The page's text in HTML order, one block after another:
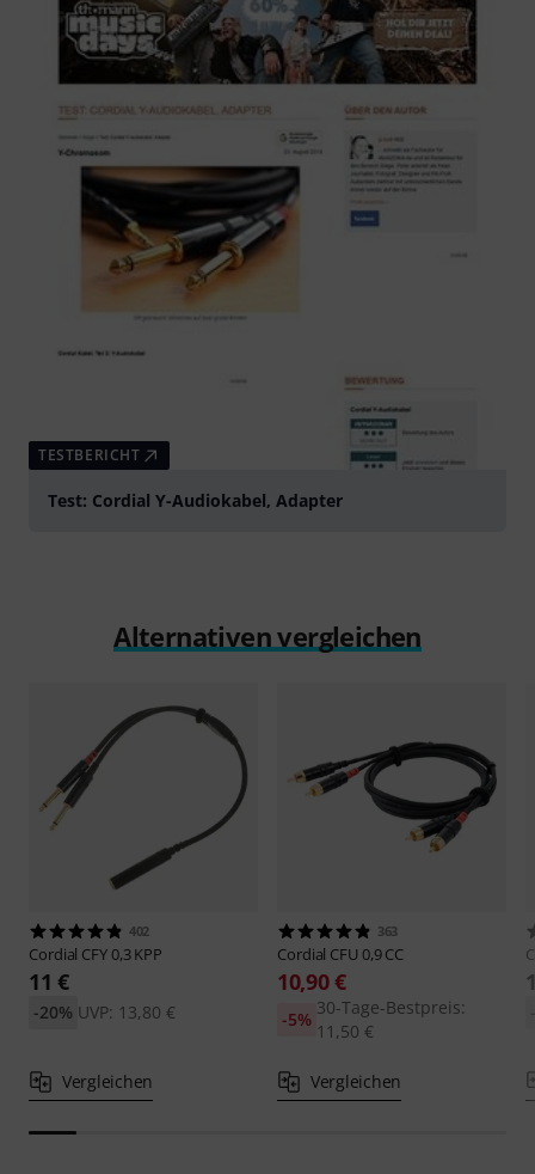
TESTBERICHT
Test: Cordial Y-Audiokabel, Adapter
Alternativen vergleichen
402
Cordial CFY 0,3 KPP
11 €
UVP: 13,80 €
-20%
Vergleichen
363
Cordial CFU 0,9 CC
10,90 €
30-Tage-Bestpreis:
11,50 €
-5%
Vergleichen